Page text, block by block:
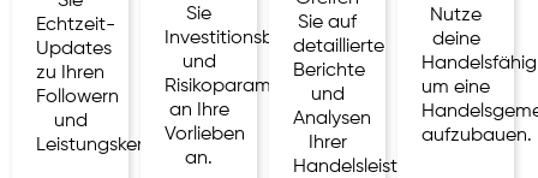
Echtzeit-
Updates
zu Ihren
Followern
und
Leistungskennzahlen.
Sie
Investitionsbeträge
und
Risikoparameter
an Ihre
Vorlieben
an.
Sie auf
detaillierte
Berichte
und
Analysen
Ihrer
Handelsleistung
Nutze
deine
um eine
aufzubauen.